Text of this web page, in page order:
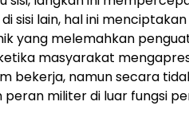
sisi lain, hal ini menciptakan
yang melemahkan
masyarakat
bekerja, namun secara
peran militer di luar fungsi